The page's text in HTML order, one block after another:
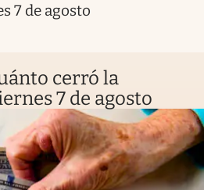
7 de agosto
cerró la
7 de agosto